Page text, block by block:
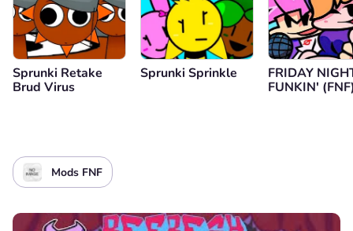
Sprunki Retake
Brud Virus
Sprunki Sprinkle
FRIDAY
FUNKIN' (FNF)
Mods FNF